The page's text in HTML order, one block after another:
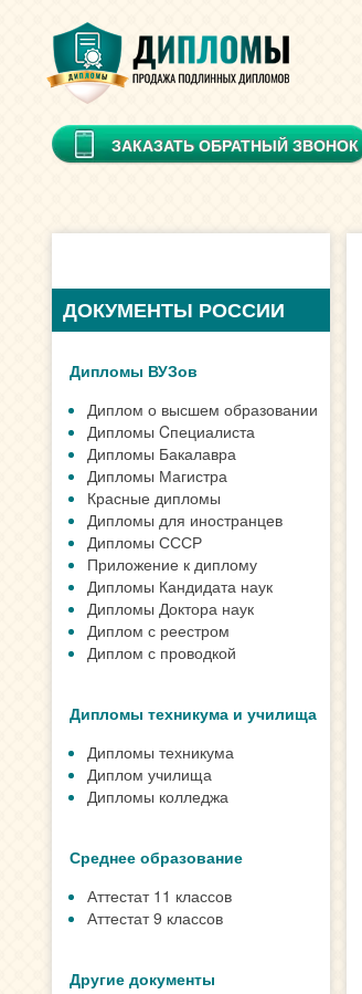
ЗАКАЗАТЬ ОБРАТНЫЙ ЗВОНОК
ДОКУМЕНТЫ РОССИИ
Дипломы ВУЗов
Диплом о высшем образовании
Дипломы Cпециалиста
Дипломы Бакалавра
Дипломы Магистра
Красные дипломы
Дипломы для иностранцев
Дипломы СССР
Приложение к диплому
Дипломы Кандидата наук
Дипломы Доктора наук
Диплом с реестром
Диплом с проводкой
Дипломы техникума и училища
Дипломы техникума
Диплом училища
Дипломы колледжа
Среднее образование
Аттестат 11 классов
Аттестат 9 классов
Другие документы